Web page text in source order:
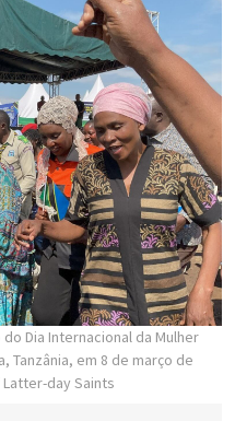
Dia Internacional da Mulher
Tanzânia, em 8 de março de
day Saints